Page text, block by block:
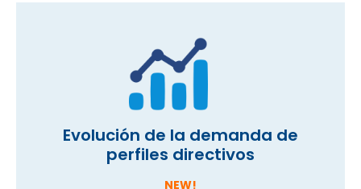
Evolución de la demanda de
perfiles directivos
NEW!